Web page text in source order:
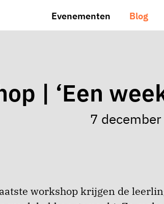
Evenementen Blog
| ‘Een
7
workshop krijgen de